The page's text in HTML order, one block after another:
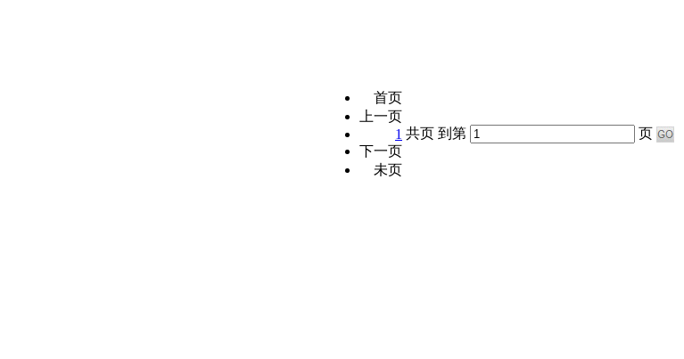
首页
上一页
1
下一页
未页
共页 到第 页